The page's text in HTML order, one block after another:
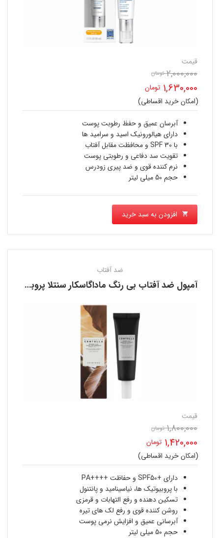
قیمت
2,000,000 تومان
اصلی
2,000,000 تومان
بود.
1,630,000 تومان
قیمت
فعلی
1,630,000 تومان
است.
(امکان خرید اقساطی)
آبرسان عمیق و حفظ رطوبت پوست
دارای هیالورونیک اسید و سرامید ها
با SPF 30 و محافظت مقابل آفتاب
تقویت سد دفاعی و رطوبتی پوست
نرم کننده قوی و ضد پیری زودرس
حجم 50 میلی لیتر
افزودن به سبد خرید
ضد آفتاب
آمپول ضد آفتاب بی رنگ ماداگاسکار سنتلا پروبیو سیکا اسکین 1004 SKIN
قیمت
1,800,000 تومان
اصلی
1,800,000 تومان
بود.
1,420,000 تومان
قیمت
فعلی
1,420,000 تومان
است.
(امکان خرید اقساطی)
دارای +SPF50 و حفاظت ++++PA
با پروبیوتیک ها، نیاسینامید و پانتنول
تسکین دهنده و رفع التهابات و قرمزی
روشن کننده قوی و رفع لک های تیره
آبرسانی عمیق و افزایش نرمی پوست
حجم 50 میلی لیتر